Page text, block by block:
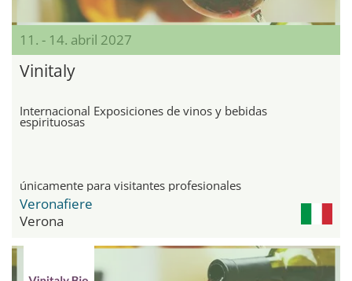
11. - 14. abril 2027
Vinitaly
Internacional Exposiciones de vinos y bebidas
espirituosas
únicamente para visitantes profesionales
Veronafiere
Verona